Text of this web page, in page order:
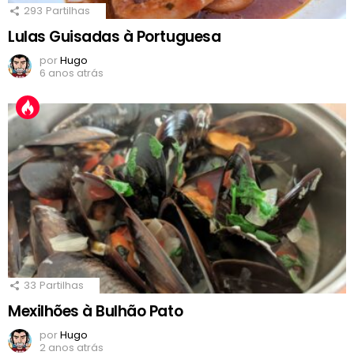
293 Partilhas
Lulas Guisadas à Portuguesa
porHugo
6 anos atrás
33 Partilhas
Mexilhões à Bulhão Pato
porHugo
2 anos atrás